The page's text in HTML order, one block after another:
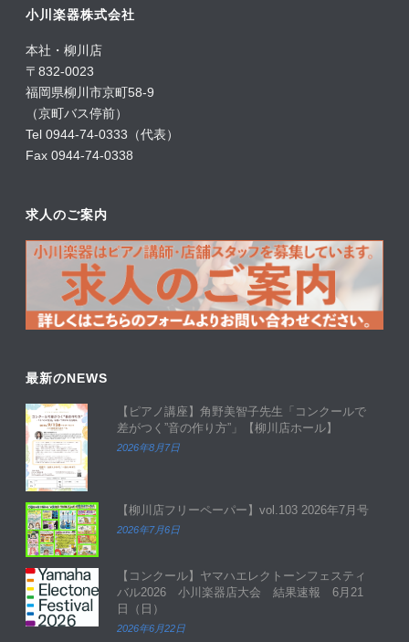
小川楽器株式会社
本社・柳川店
〒832-0023
福岡県柳川市京町58-9
（京町バス停前）
Tel 0944-74-0333（代表）
Fax 0944-74-0338
求人のご案内
最新のNEWS
【ピアノ講座】角野美智子先生「コンクールで
差がつく”音の作り方”」【柳川店ホール】
2026年8月7日
【柳川店フリーペーパー】vol.103 2026年7月号
2026年7月6日
【コンクール】ヤマハエレクトーンフェスティ
バル2026 小川楽器店大会 結果速報 6月21
日（日）
2026年6月22日